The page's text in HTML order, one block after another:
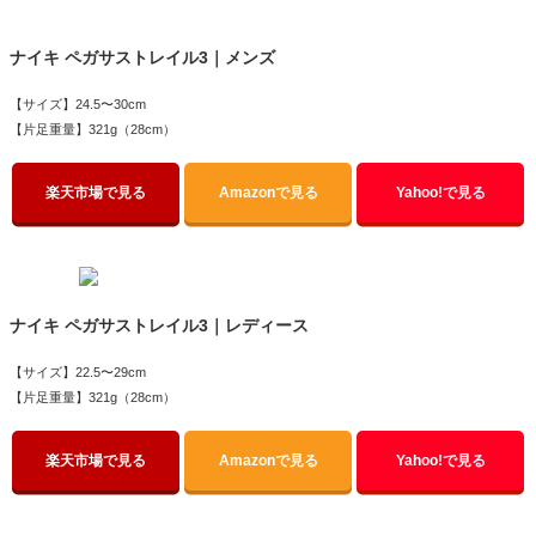
ナイキ ペガサストレイル3｜メンズ
【サイズ】24.5〜30cm
【片足重量】321g（28cm）
楽天市場で見る Amazonで見る Yahoo!で見る
ナイキ ペガサストレイル3｜レディース
【サイズ】22.5〜29cm
【片足重量】321g（28cm）
楽天市場で見る Amazonで見る Yahoo!で見る